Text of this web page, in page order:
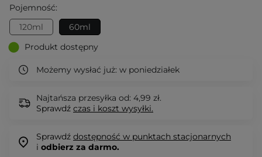
Pojemność:
120ml
60ml
Produkt dostępny
Możemy wysłać już: w poniedziałek
Najtańsza przesyłka od: 4,99 zł.
Sprawdź czas i koszt wysyłki.
Sprawdź dostępność w punktach stacjonarnych
i odbierz za darmo.